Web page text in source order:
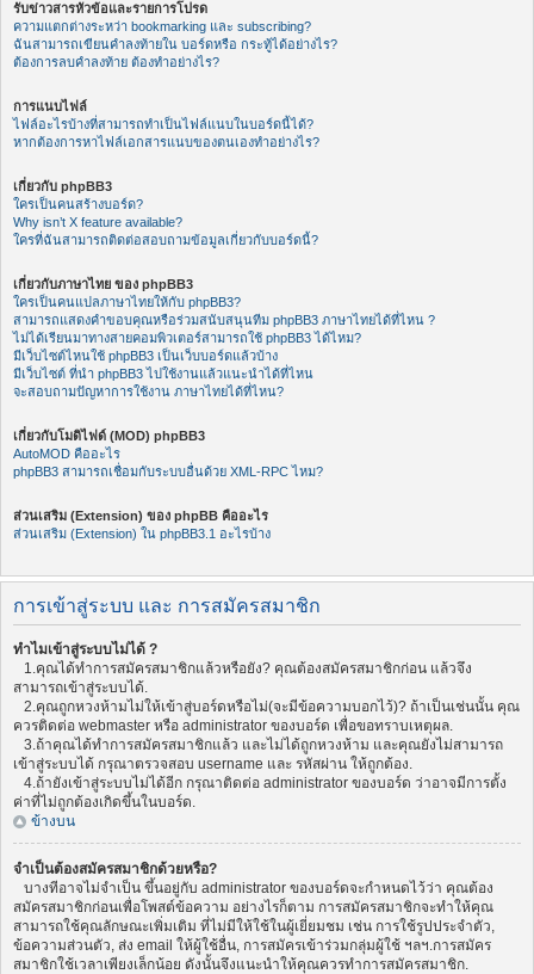
รับข่าวสารหัวข้อและรายการโปรด
ความแตกต่างระหว่า bookmarking และ subscribing?
ฉันสามารถเขียนคำลงท้ายใน บอร์ดหรือ กระทู้ได้อย่างไร?
ต้องการลบคำลงท้าย ต้องทำอย่างไร?
การแนบไฟล์
ไฟล์อะไรบ้างที่สามารถทำเป็นไฟล์แนบในบอร์ดนี้ได้?
หากต้องการหาไฟล์เอกสารแนบของตนเองทำอย่างไร?
เกี่ยวกับ phpBB3
ใครเป็นคนสร้างบอร์ด?
Why isn’t X feature available?
ใครที่ฉันสามารถติดต่อสอบถามข้อมูลเกี่ยวกับบอร์ดนี้?
เกี่ยวกับภาษาไทย ของ phpBB3
ใครเป็นคนแปลภาษาไทยให้กับ phpBB3?
สามารถแสดงคำขอบคุณหรือร่วมสนับสนุนทีม phpBB3 ภาษาไทยได้ที่ไหน ?
ไม่ได้เรียนมาทางสายคอมพิวเตอร์สามารถใช้ phpBB3 ได้ไหม?
มีเว็บไซต์ไหนใช้ phpBB3 เป็นเว็บบอร์ดแล้วบ้าง
มีเว็บไซต์ ที่นำ phpBB3 ไปใช้งานแล้วแนะนำได้ที่ไหน
จะสอบถามปัญหาการใช้งาน ภาษาไทยได้ที่ไหน?
เกี่ยวกับโมดิไฟด์ (MOD) phpBB3
AutoMOD คืออะไร
phpBB3 สามารถเชื่อมกับระบบอื่นด้วย XML-RPC ไหม?
ส่วนเสริม (Extension) ของ phpBB คืออะไร
ส่วนเสริม (Extension) ใน phpBB3.1 อะไรบ้าง
การเข้าสู่ระบบ และ การสมัครสมาชิก
ทำไมเข้าสู่ระบบไม่ได้ ?
1.คุณได้ทำการสมัครสมาชิกแล้วหรือยัง? คุณต้องสมัครสมาชิกก่อน แล้วจึง
สามารถเข้าสู่ระบบได้.
2.คุณถูกหวงห้ามไม่ให้เข้าสู่บอร์ดหรือไม่(จะมีข้อความบอกไว้)? ถ้าเป็นเช่นนั้น คุณ
ควรติดต่อ webmaster หรือ administrator ของบอร์ด เพื่อขอทราบเหตุผล.
3.ถ้าคุณได้ทำการสมัครสมาชิกแล้ว และไม่ได้ถูกหวงห้าม และคุณยังไม่สามารถ
เข้าสู่ระบบได้ กรุณาตรวจสอบ username และ รหัสผ่าน ให้ถูกต้อง.
4.ถ้ายังเข้าสู่ระบบไม่ได้อีก กรุณาติดต่อ administrator ของบอร์ด ว่าอาจมีการตั้ง
ค่าที่ไม่ถูกต้องเกิดขึ้นในบอร์ด.
ข้างบน
จำเป็นต้องสมัครสมาชิกด้วยหรือ?
บางทีอาจไม่จำเป็น ขึ้นอยู่กับ administrator ของบอร์ดจะกำหนดไว้ว่า คุณต้อง
สมัครสมาชิกก่อนเพื่อโพสต์ข้อความ อย่างไรก็ตาม การสมัครสมาชิกจะทำให้คุณ
สามารถใช้คุณลักษณะเพิ่มเติม ที่ไม่มีให้ใช้ในผู้เยี่ยมชม เช่น การใช้รูปประจำตัว,
ข้อความส่วนตัว, ส่ง email ให้ผู้ใช้อื่น, การสมัครเข้าร่วมกลุ่มผู้ใช้ ฯลฯ.การสมัคร
สมาชิกใช้เวลาเพียงเล็กน้อย ดังนั้นจึงแนะนำให้คุณควรทำการสมัครสมาชิก.